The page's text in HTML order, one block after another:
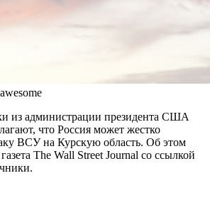
из администрации президента США
что Россия может жестко
ВСУ на Курскую область. Об этом
The Wall Street Journal со ссылкой